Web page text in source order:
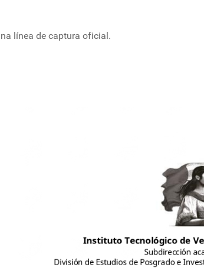
línea de captura oficial.